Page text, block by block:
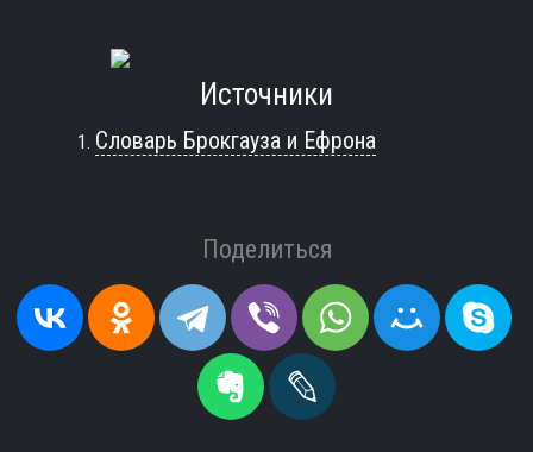
Источники
Словарь Брокгауза и Ефрона
Поделиться